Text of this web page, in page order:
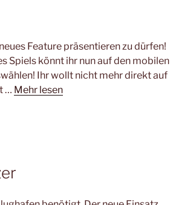
Feature präsentieren zu dürfen!
Spiels könnt ihr nun auf den mobilen
Ihr wollt nicht mehr direkt auf
… Mehr lesen